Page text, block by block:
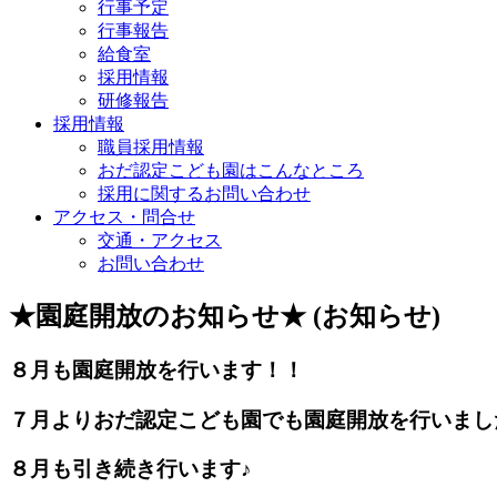
行事予定
行事報告
給食室
採用情報
研修報告
採用情報
職員採用情報
おだ認定こども園はこんなところ
採用に関するお問い合わせ
アクセス・問合せ
交通・アクセス
お問い合わせ
★園庭開放のお知らせ★ (お知らせ)
８月も園庭開放を行います！！
７月よりおだ認定こども園でも園庭開放を行いま
８月も引き続き行います♪